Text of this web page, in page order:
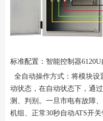
标准配置：智能控制器6120U
全自动操作方式：将模块设
动状态，在自动状态下，通
测、判别。一旦市电有故障
机组、正常30秒自动ATS开